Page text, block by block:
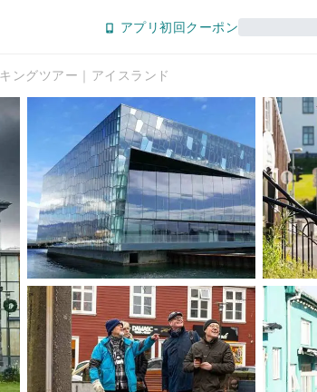
アプリ初回クーポン
ングツアー｜アイスランド